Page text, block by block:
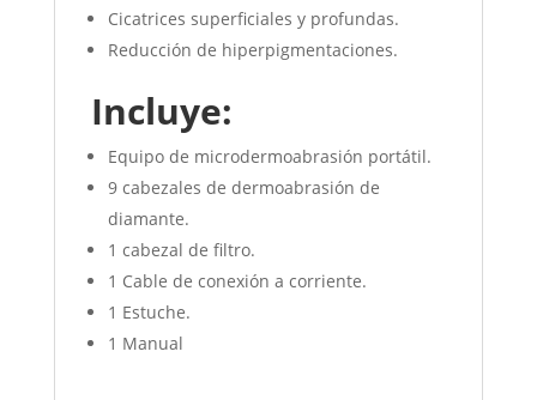
Cicatrices superficiales y profundas.
Reducción de hiperpigmentaciones.
Incluye:
Equipo de microdermoabrasión portátil.
9 cabezales de dermoabrasión de
diamante.
1 cabezal de filtro.
1 Cable de conexión a corriente.
1 Estuche.
1 Manual